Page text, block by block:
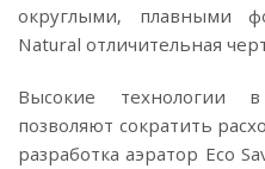
округлыми, плавными
Natural отличительная
Высокие технологии
позволяют сократить
разработка аэратор Eco